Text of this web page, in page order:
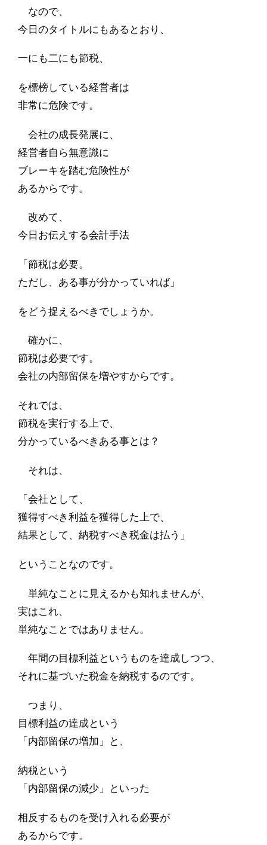
なので、
今日のタイトルにもあるとおり、
一にも二にも節税、
を標榜している経営者は
非常に危険です。
会社の成長発展に、
経営者自ら無意識に
ブレーキを踏む危険性が
あるからです。
改めて、
今日お伝えする会計手法
「節税は必要。
ただし、ある事が分かっていれば」
をどう捉えるべきでしょうか。
確かに、
節税は必要です。
会社の内部留保を増やすからです。
それでは、
節税を実行する上で、
分かっているべきある事とは？
それは、
「会社として、
獲得すべき利益を獲得した上で、
結果として、納税すべき税金は払う」
ということなのです。
単純なことに見えるかも知れませんが、
実はこれ、
単純なことではありません。
年間の目標利益というものを達成しつつ、
それに基づいた税金を納税するのです。
つまり、
目標利益の達成という
「内部留保の増加」と、
納税という
「内部留保の減少」といった
相反するものを受け入れる必要が
あるからです。